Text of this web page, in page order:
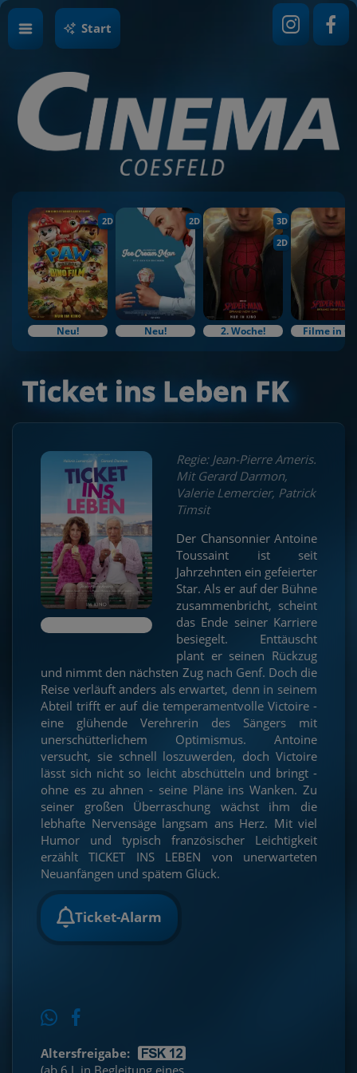
Start
2D
Neu!
2D
Neu!
3D
2D
2. Woche! Filme in
Ticket ins Leben FK
Regie: Jean-Pierre Ameris.
Mit Gerard Darmon,
Valerie Lemercier, Patrick
Timsit
Der Chansonnier Antoine
Toussaint ist seit
Jahrzehnten ein gefeierter
Star. Als er auf der Bühne
zusammenbricht, scheint
das Ende seiner Karriere
besiegelt. Enttäuscht
plant er seinen Rückzug
und nimmt den nächsten Zug nach Genf. Doch die
Reise verläuft anders als erwartet, denn in seinem
Abteil trifft er auf die temperamentvolle Victoire -
eine glühende Verehrerin des Sängers mit
unerschütterlichem Optimismus. Antoine
versucht, sie schnell loszuwerden, doch Victoire
lässt sich nicht so leicht abschütteln und bringt -
ohne es zu ahnen - seine Pläne ins Wanken. Zu
seiner großen Überraschung wächst ihm die
lebhafte Nervensäge langsam ans Herz. Mit viel
Humor und typisch französischer Leichtigkeit
erzählt TICKET INS LEBEN von unerwarteten
Neuanfängen und spätem Glück.
Ticket-Alarm
Altersfreigabe:
(ab 6 J. in Begleitung eines